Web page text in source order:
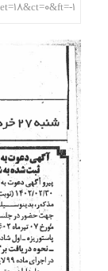
1